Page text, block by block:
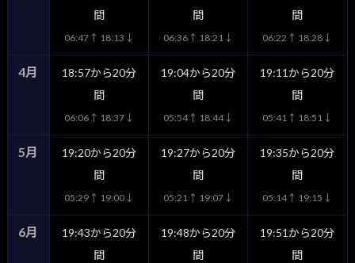
間
06:47↑ 18:13↓
間
06:36↑ 18:21↓
間
06:22↑ 18:28↓
4月
18:57から20分
間
06:06↑ 18:37↓
19:04から20分
間
05:54↑ 18:44↓
19:11から20分
間
05:41↑ 18:51↓
5月
19:20から20分
間
05:29↑ 19:00↓
19:27から20分
間
05:21↑ 19:07↓
19:35から20分
間
05:14↑ 19:15↓
6月
19:43から20分
間
19:48から20分
間
19:51から20分
間